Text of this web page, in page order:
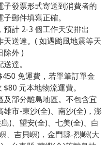
發票形式寄送到消費者的
郵件填寫正確。
計 2-3 個工作天安排出
送達。( 如遇颱風地震等天
除外 )
達。
免運費，若單筆訂單金
元本地物流運費。
部分離島地區。不包含宜
市-東沙(全)、南沙(全)，澎
)、望安(全)、七美(全)、白
、吉貝嶼)，金門縣-烈嶼(大